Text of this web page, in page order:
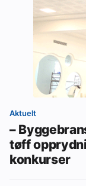
Aktuelt
–
tøff
konkurser